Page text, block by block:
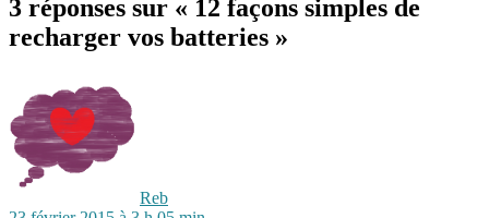
3 réponses sur « 12 façons simples de
recharger vos batteries »
Reb